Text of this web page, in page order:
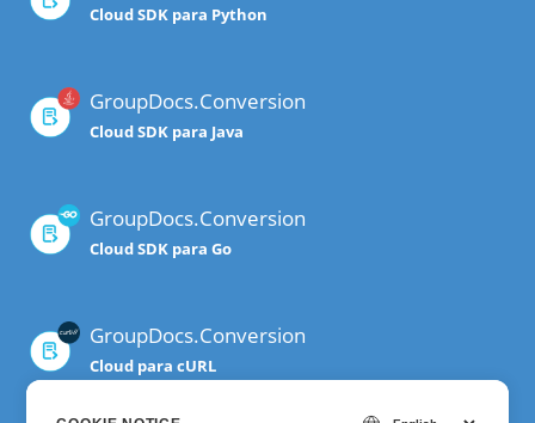
Cloud SDK para Python
GroupDocs.Conversion
Cloud SDK para Java
GroupDocs.Conversion
Cloud SDK para Go
GroupDocs.Conversion
Cloud para cURL